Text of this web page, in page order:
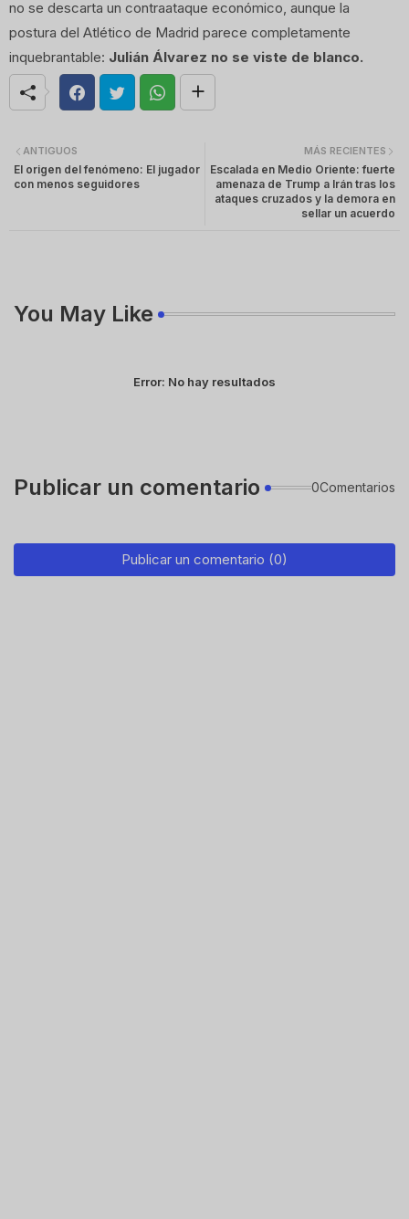
no se descarta un contraataque económico, aunque la
postura del Atlético de Madrid parece completamente
inquebrantable: Julián Álvarez no se viste de blanco.
MÁS RECIENTES
Escalada en Medio Oriente: fuerte
amenaza de Trump a Irán tras los
ataques cruzados y la demora en
sellar un acuerdo
ANTIGUOS
El origen del fenómeno: El jugador
con menos seguidores
You May Like
Error: No hay resultados
Publicar un comentario 0Comentarios
Publicar un comentario (0)